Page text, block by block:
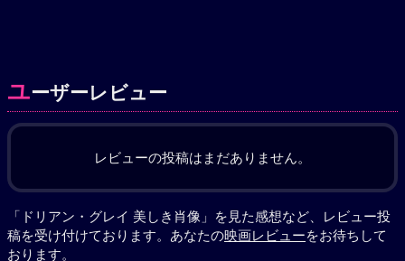
ユーザーレビュー
レビューの投稿はまだありません。
「ドリアン・グレイ 美しき肖像」を見た感想など、レビュー投
稿を受け付けております。あなたの映画レビューをお待ちして
おります。